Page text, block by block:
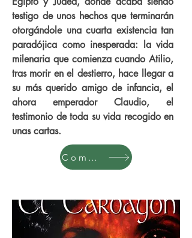
testigo de unos hechos que terminarán
otorgándole una cuarta existencia tan
paradójica como inesperada: la vida
milenaria que comienza cuando Atilio,
tras morir en el destierro, hace llegar a
su más querido amigo de infancia, el
ahora emperador Claudio, el
testimonio de toda su vida recogido en
unas cartas.
Comprar